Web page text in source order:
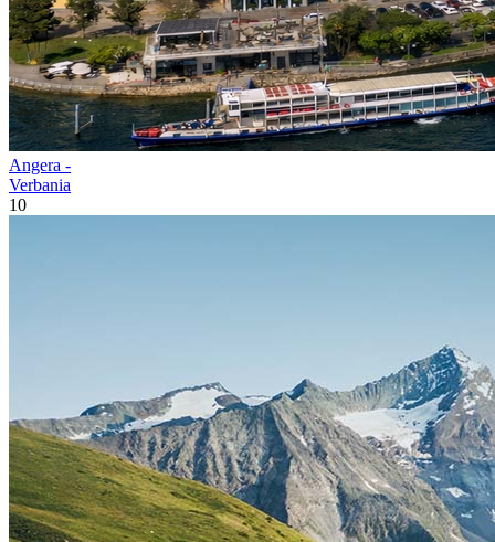
Angera -
Verbania
10